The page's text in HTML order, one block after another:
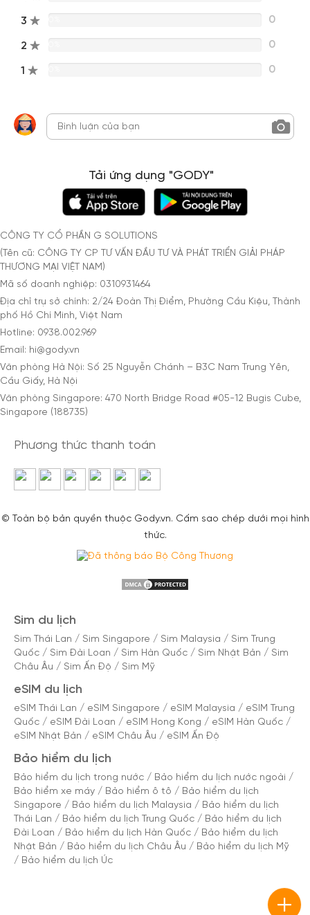
3 0
2 0
1 0
Tải ứng dụng "GODY"
CÔNG TY CỔ PHẦN G SOLUTIONS
(Tên cũ: CÔNG TY CP TƯ VẤN ĐẦU TƯ VÀ PHÁT TRIỂN GIẢI PHÁP
THƯƠNG MẠI VIỆT NAM)
Mã số doanh nghiệp: 0310931464
Địa chỉ trụ sở chính: 2/24 Đoàn Thị Điểm, Phường Cầu Kiệu, Thành
phố Hồ Chí Minh, Việt Nam
Hotline: 0938.002.969
Email: hi@gody.vn
Văn phòng Hà Nội: Số 25 Nguyễn Chánh – B3C Nam Trung Yên,
Cầu Giấy, Hà Nội
Văn phòng Singapore: 470 North Bridge Road #05-12 Bugis Cube,
Singapore (188735)
Phương thức thanh toán
© Toàn bộ bản quyền thuộc Gody.vn. Cấm sao chép dưới mọi hình
thức.
Sim du lịch
Sim Thái Lan / Sim Singapore / Sim Malaysia / Sim Trung
Quốc / Sim Đài Loan / Sim Hàn Quốc / Sim Nhật Bản / Sim
Châu Âu / Sim Ấn Độ / Sim Mỹ
eSIM du lịch
eSIM Thái Lan / eSIM Singapore / eSIM Malaysia / eSIM Trung
Quốc / eSIM Đài Loan / eSIM Hong Kong / eSIM Hàn Quốc /
eSIM Nhật Bản / eSIM Châu Âu / eSIM Ấn Độ
Bảo hiểm du lịch
Bảo hiểm du lịch trong nước / Bảo hiểm du lịch nước ngoài /
Bảo hiểm xe máy / Bảo hiểm ô tô / Bảo hiểm du lịch
Singapore / Bảo hiểm du lịch Malaysia / Bảo hiểm du lịch
Thái Lan / Bảo hiểm du lịch Trung Quốc / Bảo hiểm du lịch
Đài Loan / Bảo hiểm du lịch Hàn Quốc / Bảo hiểm du lịch
Nhật Bản / Bảo hiểm du lịch Châu Âu / Bảo hiểm du lịch Mỹ
/ Bảo hiểm du lịch Úc